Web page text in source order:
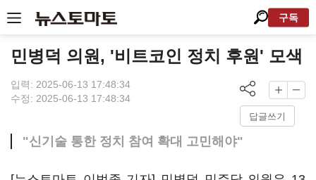
구독
민병덕 의원, '비트코인 정치 후원' 모색
입력: 2025-06-13 17:48:34
수정: 2025-06-13 17:48:34
답글쓰기
"신기술 통한 정치 참여 확대 고민해야"